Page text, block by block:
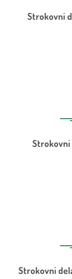
Strokovni
Strokovni
Strokovni